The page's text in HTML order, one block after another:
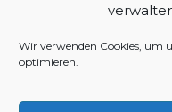
Wir verwenden Cookies, um
optimieren.
Schnackenberg-Weg 11,